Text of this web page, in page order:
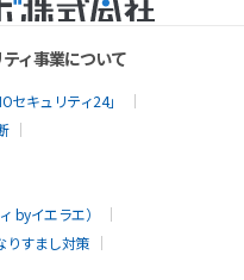
ィ事業について
セキュリティ24」
byイエラエ）
りすまし対策